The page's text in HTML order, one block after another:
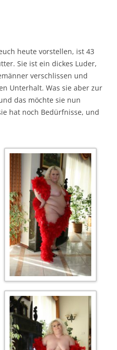
heute vorstellen, ist 43
Sie ist ein dickes Luder,
verschlissen und
Unterhalt. Was sie aber zur
das möchte sie nun
hat noch Bedürfnisse, und